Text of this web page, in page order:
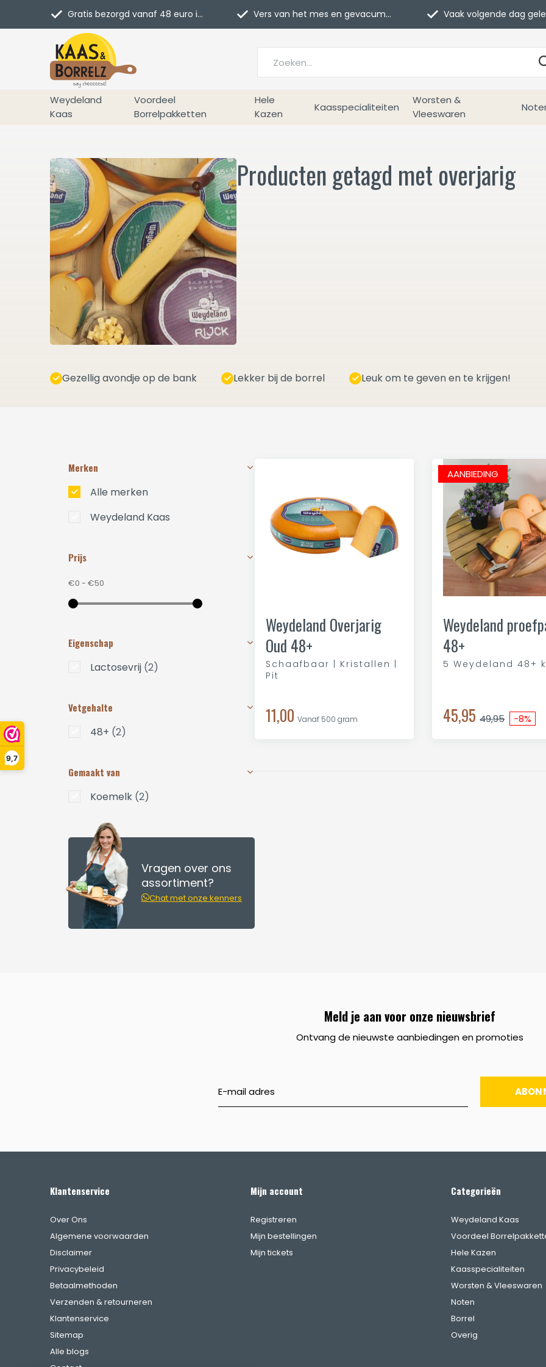
9,7
Weydeland
Kaas
Voordeel
Borrelpakketten
Hele
Kazen
Kaasspecialiteiten
Worsten &
Vleeswaren
Gratis bezorgd vanaf 48 euro in NL Vers van het mes en gevacumeerd Vaak volgende dag geleverd
Producten getagd met overjarig
Gezellig avondje op de bank Lekker bij de borrel Leuk om te geven en te krijgen!
Weydeland Overjarig
Oud 48+
Schaafbaar | Kristallen |
Pit
11,00 Vanaf 500 gram
AANBIEDING
Weydeland
48+
5 Weydeland 48+
45,95 49,95 -8%
Merken
Alle merken
Weydeland Kaas
Prijs
€0 - €50
Eigenschap
Lactosevrij (2)
Vetgehalte
48+ (2)
Gemaakt van
Koemelk (2)
Vragen over ons
assortiment?
Chat met onze kenners
Meld je aan voor onze nieuwsbrief
Ontvang de nieuwste aanbiedingen en promoties
Klantenservice
Over Ons
Algemene voorwaarden
Disclaimer
Privacybeleid
Betaalmethoden
Verzenden & retourneren
Klantenservice
Sitemap
Alle blogs
Mijn account
Registreren
Mijn bestellingen
Mijn tickets
Categorieën
Weydeland Kaas
Voordeel
Hele Kazen
Kaasspecialiteiten
Worsten & Vleeswaren
Noten
Borrel
Overig